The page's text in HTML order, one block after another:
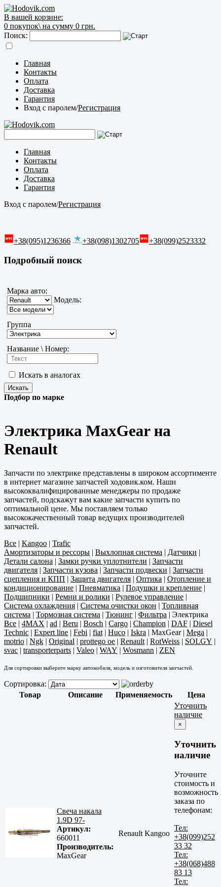
В вашей корзине:
0 покупок\ на сумму 0 грн.
Поиск:
Главная
Контакты
Оплата
Доставка
Гарантия
Вход с паролем/Регистрация
Главная
Контакты
Оплата
Доставка
Гарантия
Вход с паролем/Регистрация
+38(095)1236366 +38(098)1302705 +38(099)2523332
Подробный поиск
Марка авто:
Модель:
Группа
Название \ Номер:
Искать в аналогах
Подбор по марке
Электрика MaxGear на
Renault
Запчасти по электрике представлены в широком ассортименте
в интернет магазине запчастей ходовик.ком. Наши
высококвалифицированные менеджеры по продаже
запчастей, подскажут вам какие запчасти купить по
оптимальной цене. Мы поставляем только
высококачественный товар ведущих производителей
запчастей.
Все | Kangoo | Trafic
Амортизаторы и рессоры | Выхлопная система | Датчики |
Детали салона | Замки ручки уплотнители | Запчасти
двигателя | Запчасти кузова | Запчасти подвески | Запчасти
сцепления и КПП | Защита двигателя | Оптика | Отопление и
кондиционирование | Пневматика | Подушки и крепление |
Подшипники | Ремни и ролики | Рулевое управление |
Система охлаждения | Система очистки окон | Топливная
система | Тормозная система | Тюнинг | Фильтра | Электрика
Все | 4MAX | ad | Beru | Bosch | Cargo | Champion | DAF | Diesel
Technic | Expert line | Febi | fiat | Huco | Iskra | MaxGear| Mega |
motrio | Ngk | Original | prottego oe | Renault | RotWeiss | SOLGY |
svac | transporterparts | Valeo | WAY | Wosmann | ZEN
Для сортировки выберите марку автомобиля, модель и изготовителя запчастей.
Сортировка:
Товар
Описание Применяемость Цена
Свеча накала
1.9D 97-
Артикул:
660011
Производитель:
MaxGear
Renault Kangoo
Уточнить
наличие
×
Уточнить
наличие
Уточните
стоимость и
возможность
заказа по
телефонам:
Тел:
+38(099)252
33 32
Тел:
+38(068)488
83 13
Тел: